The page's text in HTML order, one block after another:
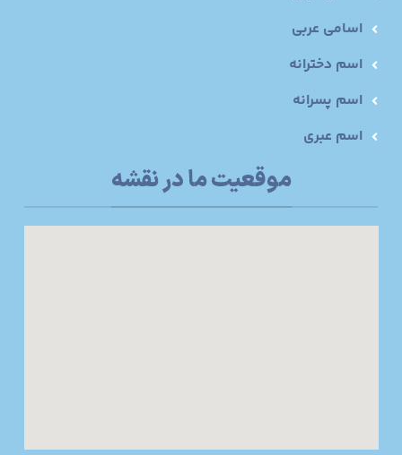
اسامی عربی
اسم دخترانه
اسم پسرانه
اسم عبری
موقعیت ما در نقشه